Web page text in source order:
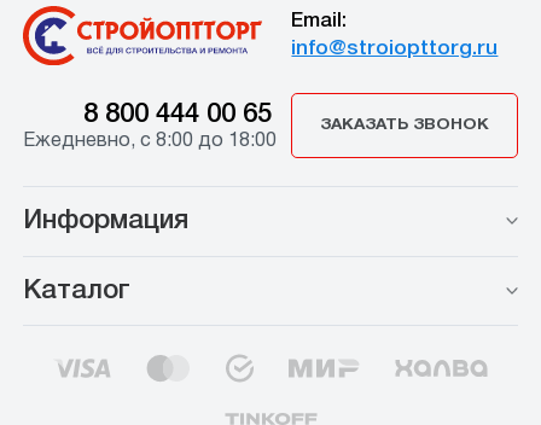
Email:
info@stroiopttorg.ru
8 800 444 00 65
Ежедневно, с 8:00 до 18:00
ЗАКАЗАТЬ ЗВОНОК
Информация
Каталог